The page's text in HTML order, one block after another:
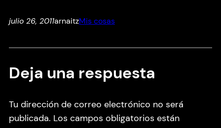
julio 26, 2011arnaitzMis cosas
Deja una respuesta
Tu dirección de correo electrónico no será
publicada. Los campos obligatorios están